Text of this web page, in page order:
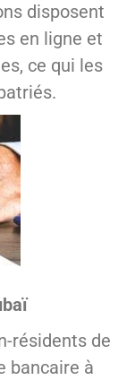
disposent
en ligne et
ce qui les
résidents de
bancaire à